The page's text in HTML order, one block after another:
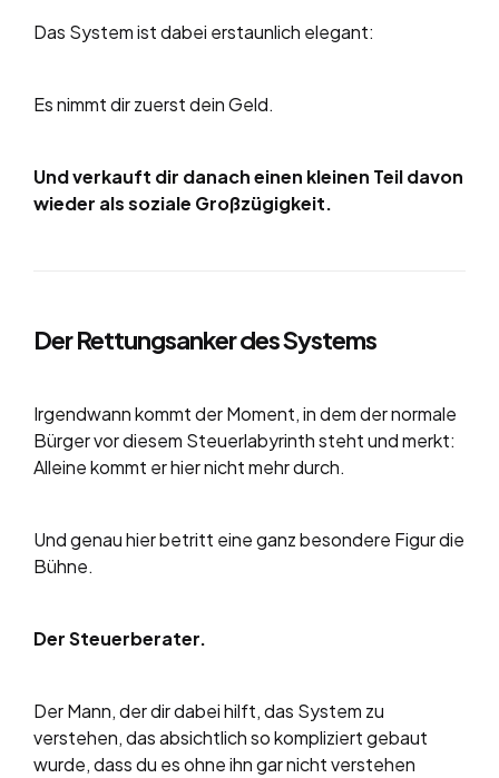
Das System ist dabei erstaunlich elegant:
Es nimmt dir zuerst dein Geld.
Und verkauft dir danach einen kleinen Teil davon
wieder als soziale Großzügigkeit.
Der Rettungsanker des Systems
Irgendwann kommt der Moment, in dem der normale
Bürger vor diesem Steuerlabyrinth steht und merkt:
Alleine kommt er hier nicht mehr durch.
Und genau hier betritt eine ganz besondere Figur die
Bühne.
Der Steuerberater.
Der Mann, der dir dabei hilft, das System zu
verstehen, das absichtlich so kompliziert gebaut
wurde, dass du es ohne ihn gar nicht verstehen